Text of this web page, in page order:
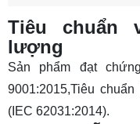
Tiêu chuẩn
lượng
Sản phẩm đạt
9001:2015,Tiêu
(IEC 62031:2014).